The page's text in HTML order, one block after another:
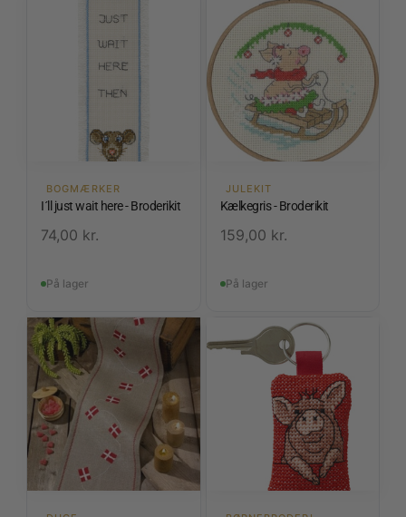
BOGMÆRKER
I´ll just wait here - Broderikit
74,00 kr.
På lager
JULEKIT
Kælkegris - Broderikit
159,00 kr.
På lager